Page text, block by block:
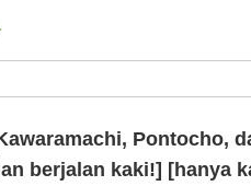
Pontocho,
berjalan kaki!] [hanya